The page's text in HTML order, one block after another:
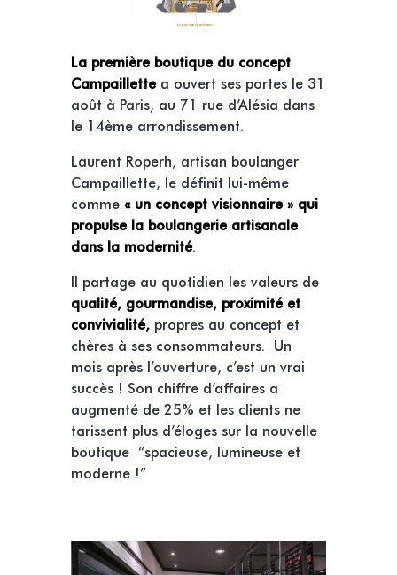
La première boutique du concept
Campaillettea ouvert ses portes le 31
août à Paris, au 71 rue d’Alésia dans
le 14ème arrondissement.
Laurent Roperh, artisan boulanger
Campaillette, le définit lui-même
comme « un concept visionnaire » qui
propulse la boulangerie artisanale
dans la modernité.
Il partage au quotidien les valeurs de
qualité, gourmandise, proximité et
convivialité, propres au concept et
chères à ses consommateurs. Un
mois après l’ouverture, c’est un vrai
succès ! Son chiffre d’affaires a
augmenté de 25% et les clients ne
tarissent plus d’éloges sur la nouvelle
boutique “spacieuse, lumineuse et
moderne !”